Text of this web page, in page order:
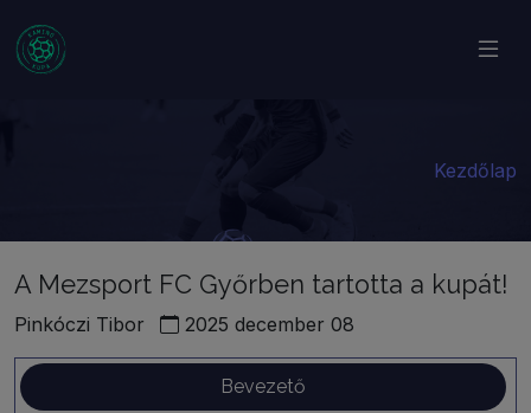
Kezdőlap
A Mezsport FC Győrben tartotta a kupát!
Pinkóczi Tibor 2025 december 08
Bevezető